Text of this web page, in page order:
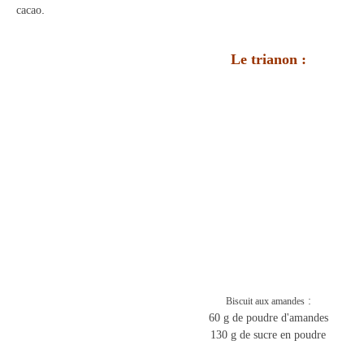
cacao
Le trianon :
Biscuit aux amandes:
60 g de poudre d'amandes
130 g de sucre en poudre